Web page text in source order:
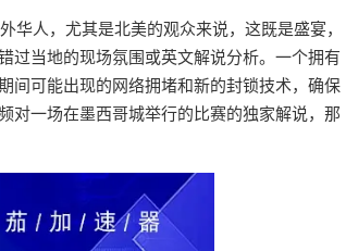
华人，尤其是北美的观众来说，这既是盛宴，
过当地的现场氛围或英文解说分析。一个拥有
间可能出现的网络拥堵和新的封锁技术，确保
对一场在墨西哥城举行的比赛的独家解说，那